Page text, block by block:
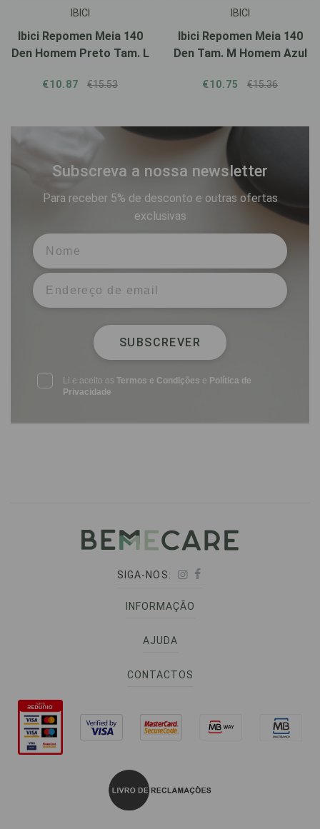
IBICI
Ibici Repomen Meia 140
Den Homem Preto Tam. L
€10.87 €15.53
IBICI
Ibici Repomen Meia 140
Den Tam. M Homem Azul
€10.75 €15.36
Subscreva a nossa newsletter
Para receber 5% de desconto e outras ofertas
exclusivas
SUBSCREVER
Li e aceito osTermos e Condições e Política de
Privacidade
SIGA-NOS:
INFORMAÇÃO
AJUDA
CONTACTOS